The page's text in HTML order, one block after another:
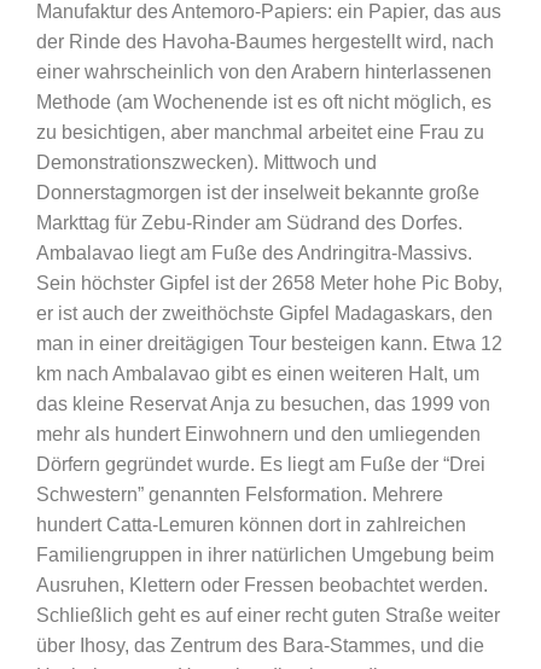
Manufaktur des Antemoro-Papiers: ein Papier, das aus
der Rinde des Havoha-Baumes hergestellt wird, nach
einer wahrscheinlich von den Arabern hinterlassenen
Methode (am Wochenende ist es oft nicht möglich, es
zu besichtigen, aber manchmal arbeitet eine Frau zu
Demonstrationszwecken). Mittwoch und
Donnerstagmorgen ist der inselweit bekannte große
Markttag für Zebu-Rinder am Südrand des Dorfes.
Ambalavao liegt am Fuße des Andringitra-Massivs.
Sein höchster Gipfel ist der 2658 Meter hohe Pic Boby,
er ist auch der zweithöchste Gipfel Madagaskars, den
man in einer dreitägigen Tour besteigen kann. Etwa 12
km nach Ambalavao gibt es einen weiteren Halt, um
das kleine Reservat Anja zu besuchen, das 1999 von
mehr als hundert Einwohnern und den umliegenden
Dörfern gegründet wurde. Es liegt am Fuße der “Drei
Schwestern” genannten Felsformation. Mehrere
hundert Catta-Lemuren können dort in zahlreichen
Familiengruppen in ihrer natürlichen Umgebung beim
Ausruhen, Klettern oder Fressen beobachtet werden.
Schließlich geht es auf einer recht guten Straße weiter
über Ihosy, das Zentrum des Bara-Stammes, und die